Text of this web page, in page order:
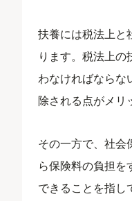
扶養には税法上と
ります。税法上
わなければならな
除される点がメリ
その一方で、社会
ら保険料の負担を
できることを指し